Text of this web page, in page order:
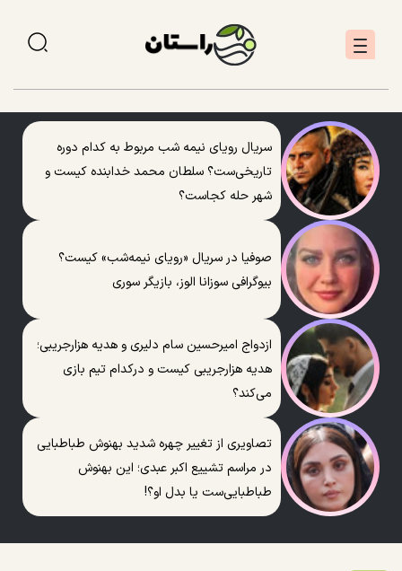
سریال رویای نیمه شب مربوط به کدام دوره
تاریخی‌ست؟ سلطان محمد خدابنده کیست و
شهر حله کجاست؟
صوفیا در سریال «رویای نیمه‌شب» کیست؟
بیوگرافی سوزانا الوز، بازیگر سوری
ازدواج امیرحسین سام دلیری و هدیه هزارجریبی؛
هدیه هزارجریبی کیست و درکدام تیم بازی
می‌کند؟
تصاویری از تغییر چهره شدید بهنوش طباطبایی
در مراسم تشییع اکبر عبدی؛ این بهنوش
طباطبایی‌ست یا بدل او؟!